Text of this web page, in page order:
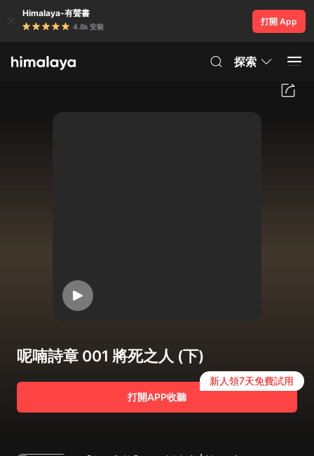
Himalaya-有聲書
4.8k 安裝
打開 App
探索
呢喃詩章 001 將死之人 (下)
打開APP收聽
新人領7天免費試用